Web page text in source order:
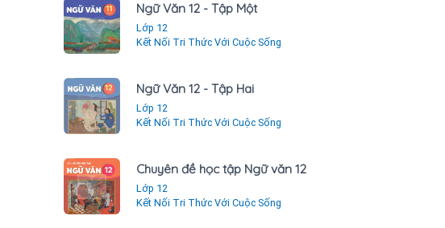
Ngữ Văn 12 - Tập Một
Lớp 12
Kết Nối Tri Thức Với Cuộc Sống
Ngữ Văn 12 - Tập Hai
Lớp 12
Kết Nối Tri Thức Với Cuộc Sống
Chuyên đề học tập Ngữ văn 12
Lớp 12
Kết Nối Tri Thức Với Cuộc Sống